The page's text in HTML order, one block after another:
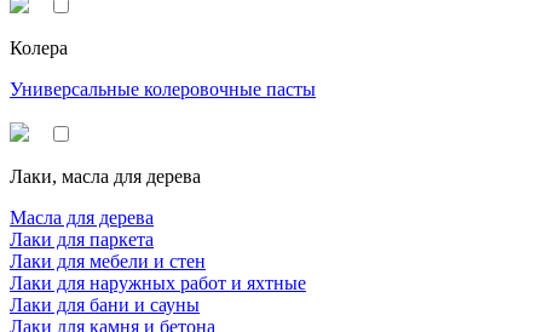
Колера
Универсальные колеровочные пасты
Лаки, масла для дерева
Масла для дерева
Лаки для паркета
Лаки для мебели и стен
Лаки для наружных работ и яхтные
Лаки для бани и сауны
Лаки для камня и бетона